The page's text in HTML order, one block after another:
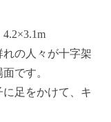
の人々が十字架
です。
足をかけて、キ